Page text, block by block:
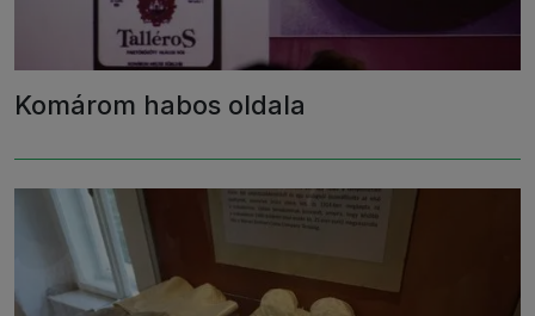
Komárom habos oldala